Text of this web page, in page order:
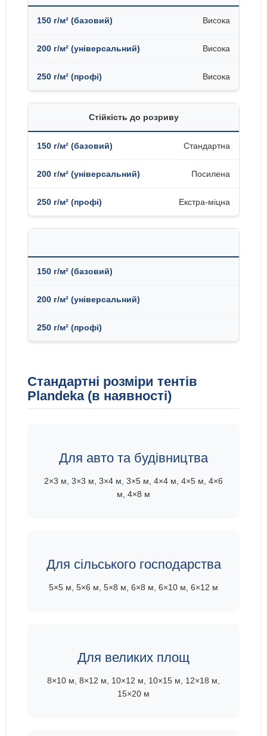
Висока
Висока
Висока
Стійкість до розриву
Стандартна
Посилена
Екстра-міцна
Стандартні розміри тентів
Plandeka (в наявності)
Для авто та будівництва
2×3 м, 3×3 м, 3×4 м, 3×5 м, 4×4 м, 4×5 м, 4×6
м, 4×8 м
Для сільського господарства
5×5 м, 5×6 м, 5×8 м, 6×8 м, 6×10 м, 6×12 м
Для великих площ
8×10 м, 8×12 м, 10×12 м, 10×15 м, 12×18 м,
15×20 м